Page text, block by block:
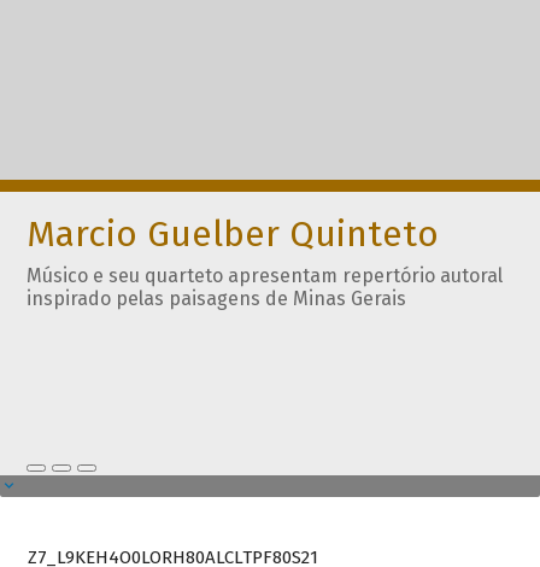
Marcio Guelber Quinteto
Músico e seu quarteto apresentam repertório autoral
inspirado pelas paisagens de Minas Gerais
Z7_L9KEH4O0LORH80ALCLTPF80S21